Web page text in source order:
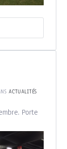
ACTUALITÉS
Porte